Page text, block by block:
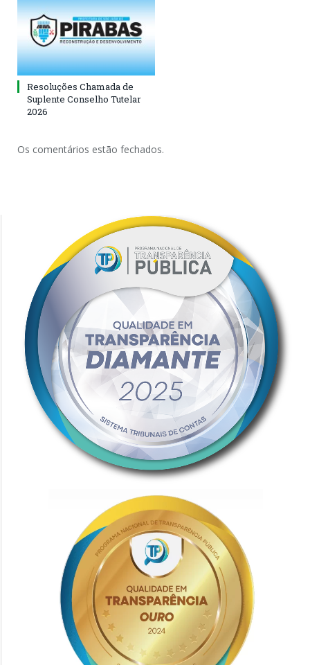
Resoluções Chamada de
Suplente Conselho Tutelar
2026
Os comentários estão fechados.